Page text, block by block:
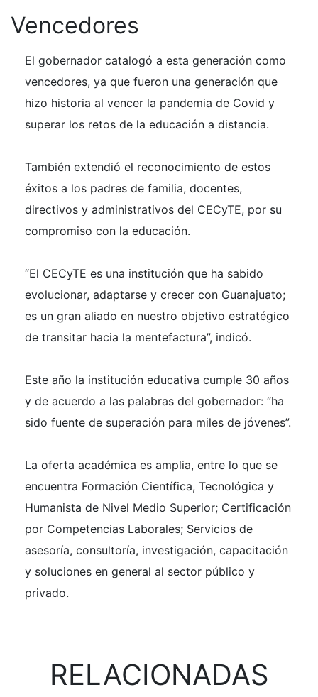
Vencedores
El gobernador catalogó a esta generación como
vencedores, ya que fueron una generación que
hizo historia al vencer la pandemia de Covid y
superar los retos de la educación a distancia.
También extendió el reconocimiento de estos
éxitos a los padres de familia, docentes,
directivos y administrativos del CECyTE, por su
compromiso con la educación.
“El CECyTE es una institución que ha sabido
evolucionar, adaptarse y crecer con Guanajuato;
es un gran aliado en nuestro objetivo estratégico
de transitar hacia la mentefactura”, indicó.
Este año la institución educativa cumple 30 años
y de acuerdo a las palabras del gobernador: “ha
sido fuente de superación para miles de jóvenes”.
La oferta académica es amplia, entre lo que se
encuentra Formación Científica, Tecnológica y
Humanista de Nivel Medio Superior; Certificación
por Competencias Laborales; Servicios de
asesoría, consultoría, investigación, capacitación
y soluciones en general al sector público y
privado.
RELACIONADAS